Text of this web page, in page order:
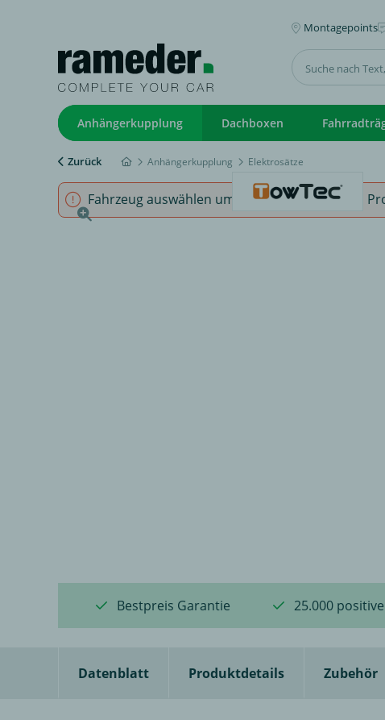
Montagepoints
Anhängerkupplung Dachboxen
Zurück Anhängerkupplung Elektrosätze
Fahrzeug auswählen um sicherzustellen, dass
Bestpreis Garantie 25.000
Datenblatt Produktdetails Zubehör